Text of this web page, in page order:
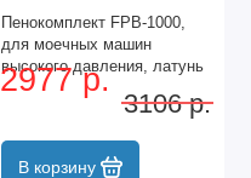
Пенокомплект FPB-1000,
для моечных машин
высокого давления, латунь
Denzel
2977 р.
3106 р.
В корзину